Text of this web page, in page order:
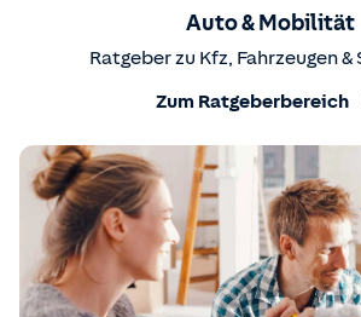
Auto & Mobilität
Ratgeber zu Kfz, Fahrzeugen
Zum Ratgeberbereich